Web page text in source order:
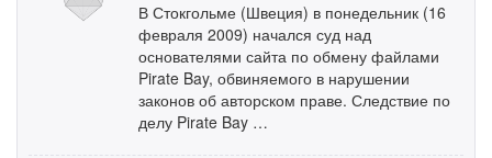
В Стокгольме (Швеция) в понедельник (16
февраля 2009) начался суд над
основателями сайта по обмену файлами
Pirate Bay, обвиняемого в нарушении
законов об авторском праве. Следствие по
делу Pirate Bay …